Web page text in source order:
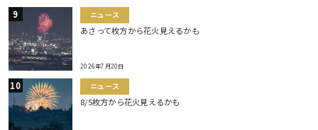
ニュース
あさって枚方から花火見えるかも
2026年7月20日
ニュース
8/5枚方から花火見えるかも